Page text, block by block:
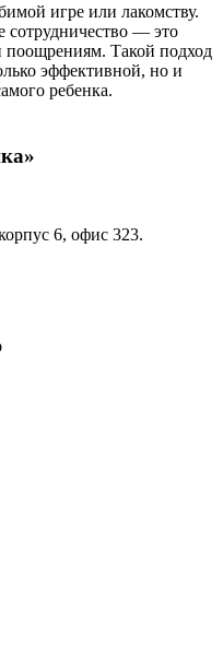
игре или лакомству.
сотрудничество — это
Такой подход
эффективной, но и
ребенка.
6, офис 323.